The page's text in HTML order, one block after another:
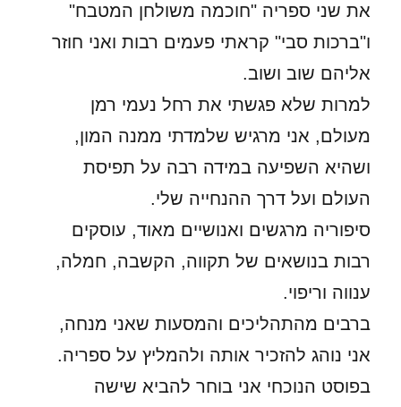
את שני ספריה "חוכמה משולחן המטבח"
ו"ברכות סבי" קראתי פעמים רבות ואני חוזר
אליהם שוב ושוב.
למרות שלא פגשתי את רחל נעמי רמן
מעולם, אני מרגיש שלמדתי ממנה המון,
ושהיא השפיעה במידה רבה על תפיסת
העולם ועל דרך ההנחייה שלי.
סיפוריה מרגשים ואנושיים מאוד, עוסקים
רבות בנושאים של תקווה, הקשבה, חמלה,
ענווה וריפוי.
ברבים מהתהליכים והמסעות שאני מנחה,
אני נוהג להזכיר אותה ולהמליץ על ספריה.
בפוסט הנוכחי אני בוחר להביא שישה